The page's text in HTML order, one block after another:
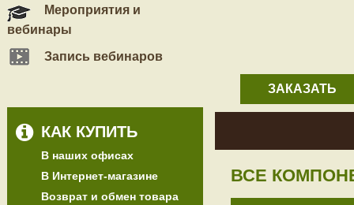
Мероприятия и
вебинары
Запись вебинаров
КАК КУПИТЬ
В наших офисах
В Интернет-магазине
Возврат и обмен товара
ЗАКАЗАТЬ
ВСЕ